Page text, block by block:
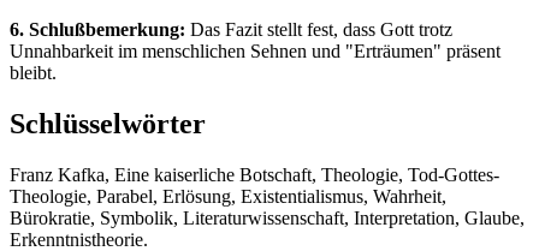
6. Schlußbemerkung: Das Fazit stellt fest, dass Gott trotz
Unnahbarkeit im menschlichen Sehnen und "Erträumen" präsent
bleibt.
Schlüsselwörter
Franz Kafka, Eine kaiserliche Botschaft, Theologie, Tod-Gottes-
Theologie, Parabel, Erlösung, Existentialismus, Wahrheit,
Bürokratie, Symbolik, Literaturwissenschaft, Interpretation, Glaube,
Erkenntnistheorie.